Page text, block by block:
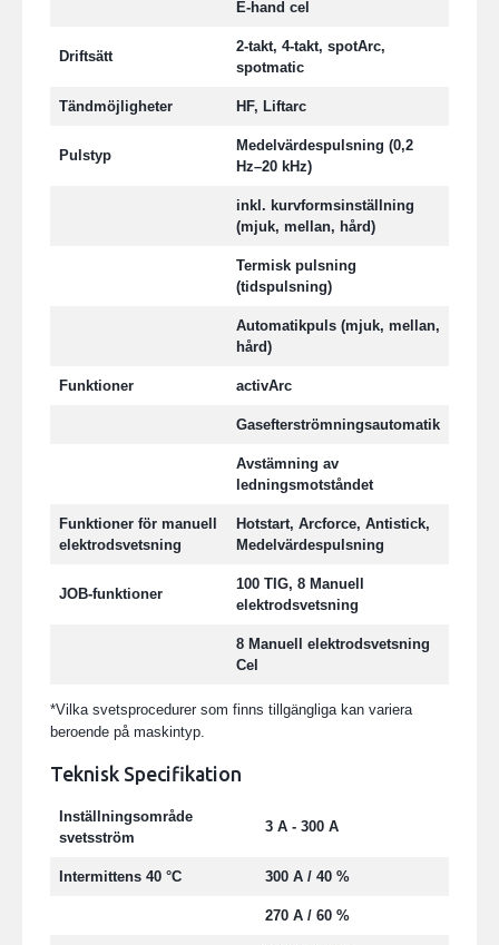
E-hand cel
Driftsätt
2-takt, 4-takt, spotArc,
spotmatic
Tändmöjligheter HF, Liftarc
Pulstyp
Medelvärdespulsning (0,2
Hz–20 kHz)
inkl. kurvformsinställning
(mjuk, mellan, hård)
Termisk pulsning
(tidspulsning)
Automatikpuls (mjuk, mellan,
hård)
Funktioner activArc
Gasefterströmningsautomatik
Avstämning av
ledningsmotståndet
Funktioner för manuell
elektrodsvetsning
Hotstart, Arcforce, Antistick,
Medelvärdespulsning
JOB-funktioner
100 TIG, 8 Manuell
elektrodsvetsning
8 Manuell elektrodsvetsning
Cel
*Vilka svetsprocedurer som finns tillgängliga kan variera
beroende på maskintyp.
Teknisk Specifikation
Inställningsområde
svetsström
3 A - 300 A
Intermittens 40 °C 300 A / 40 %
270 A / 60 %